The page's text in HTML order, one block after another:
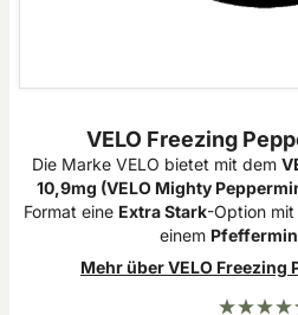
VELO Freezing
Die Marke VELO bietet mit dem
10,9mg (VELO Mighty
Format eine Extra Stark-Option mit
einem
Mehr über VELO Freezing